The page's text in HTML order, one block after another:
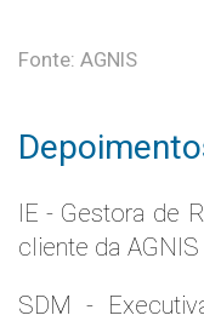
Fonte: AGNIS
IE - Gestora de
cliente da AGNIS
SDM -